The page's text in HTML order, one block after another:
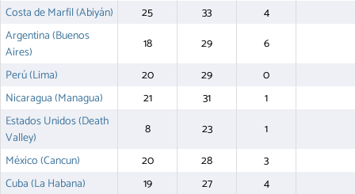
Costa de Marfil (Abiyán)
25 33
4
Argentina (Buenos
Aires)
18 29
6
Perú (Lima)
20 29
0
Nicaragua (Managua)
21 31
1
Estados Unidos (Death
Valley)
8 23
1
México (Cancun)
20 28
3
Cuba (La Habana)
19 27
4